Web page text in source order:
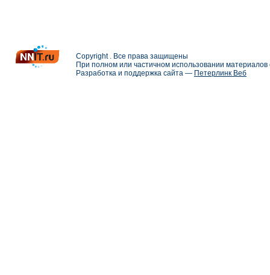
Copyright . Все права защищены
При полном или частичном использовании
Разработка и поддержка сайта — Петерлинк Веб